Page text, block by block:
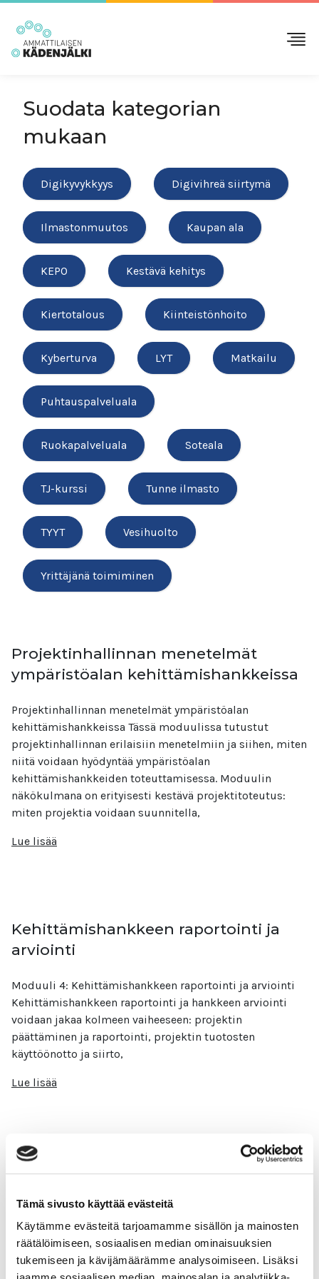
Tämä sivusto käyttää evästeitä
Käytämme evästeitä tarjoamamme sisällön ja mainosten
räätälöimiseen, sosiaalisen median ominaisuuksien
tukemiseen ja kävijämäärämme analysoimiseen. Lisäksi
Suodata kategorian
mukaan
Digikyvykkyys Digivihreä siirtymä
Ilmastonmuutos Kaupan ala
KEPO Kestävä kehitys
Kiertotalous Kiinteistönhoito
Kyberturva LYT Matkailu
Puhtauspalveluala
Ruokapalveluala Soteala
TJ-kurssi Tunne ilmasto
TYYT Vesihuolto
Yrittäjänä toimiminen
Projektinhallinnan menetelmät
ympäristöalan kehittämishankkeissa
Projektinhallinnan menetelmät ympäristöalan
kehittämishankkeissa Tässä moduulissa tutustut
projektinhallinnan erilaisiin menetelmiin ja siihen, miten
niitä voidaan hyödyntää ympäristöalan
kehittämishankkeiden toteuttamisessa. Moduulin
näkökulmana on erityisesti kestävä projektitoteutus:
miten projektia voidaan suunnitella,
Lue lisää
Kehittämishankkeen raportointi ja
arviointi
Moduuli 4: Kehittämishankkeen raportointi ja arviointi
Kehittämishankkeen raportointi ja hankkeen arviointi
voidaan jakaa kolmeen vaiheeseen: projektin
päättäminen ja raportointi, projektin tuotosten
käyttöönotto ja siirto,
Lue lisää
Kehittämishankkeen viestintä
Moduuli 3: Kehittämishankkeen viestintä
Projektiviestintä on olennainen osa projektin
onnistunutta toteutusta ja sen tulosten tehokasta
välittämistä eri sidosryhmille. Se voidaan jaotella
sisäiseen ja ulkoiseen viestintään.